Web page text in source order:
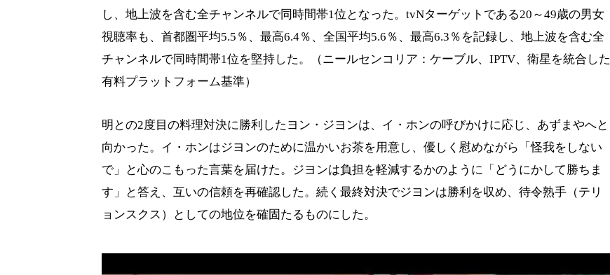
し、地上波を含む全チャンネルで同時間帯1位となった。tvNターゲットである20～49歳の男女
視聴率も、首都圏平均5.5％、最高6.4％、全国平均5.6％、最高6.3％を記録し、地上波を含む全
チャンネルで同時間帯1位を堅持した。（ニールセンコリア：ケーブル、IPTV、衛星を統合した
有料プラットフォーム基準）
明との2度目の料理対決に勝利したヨン・ジヨンは、イ・ホンの呼びかけに応じ、あずまやへと
向かった。イ・ホンはジヨンのために温かいお茶を用意し、優しく慰めながら「怪我をしない
で」と心のこもった言葉を届けた。ジヨンは負担を軽減するかのように「どうにかして勝ちま
す」と答え、互いの信頼を再確認した。続く最終対決でジヨンは勝利を収め、待令熟手（テリ
ョンスクス）としての地位を確固たるものにした。